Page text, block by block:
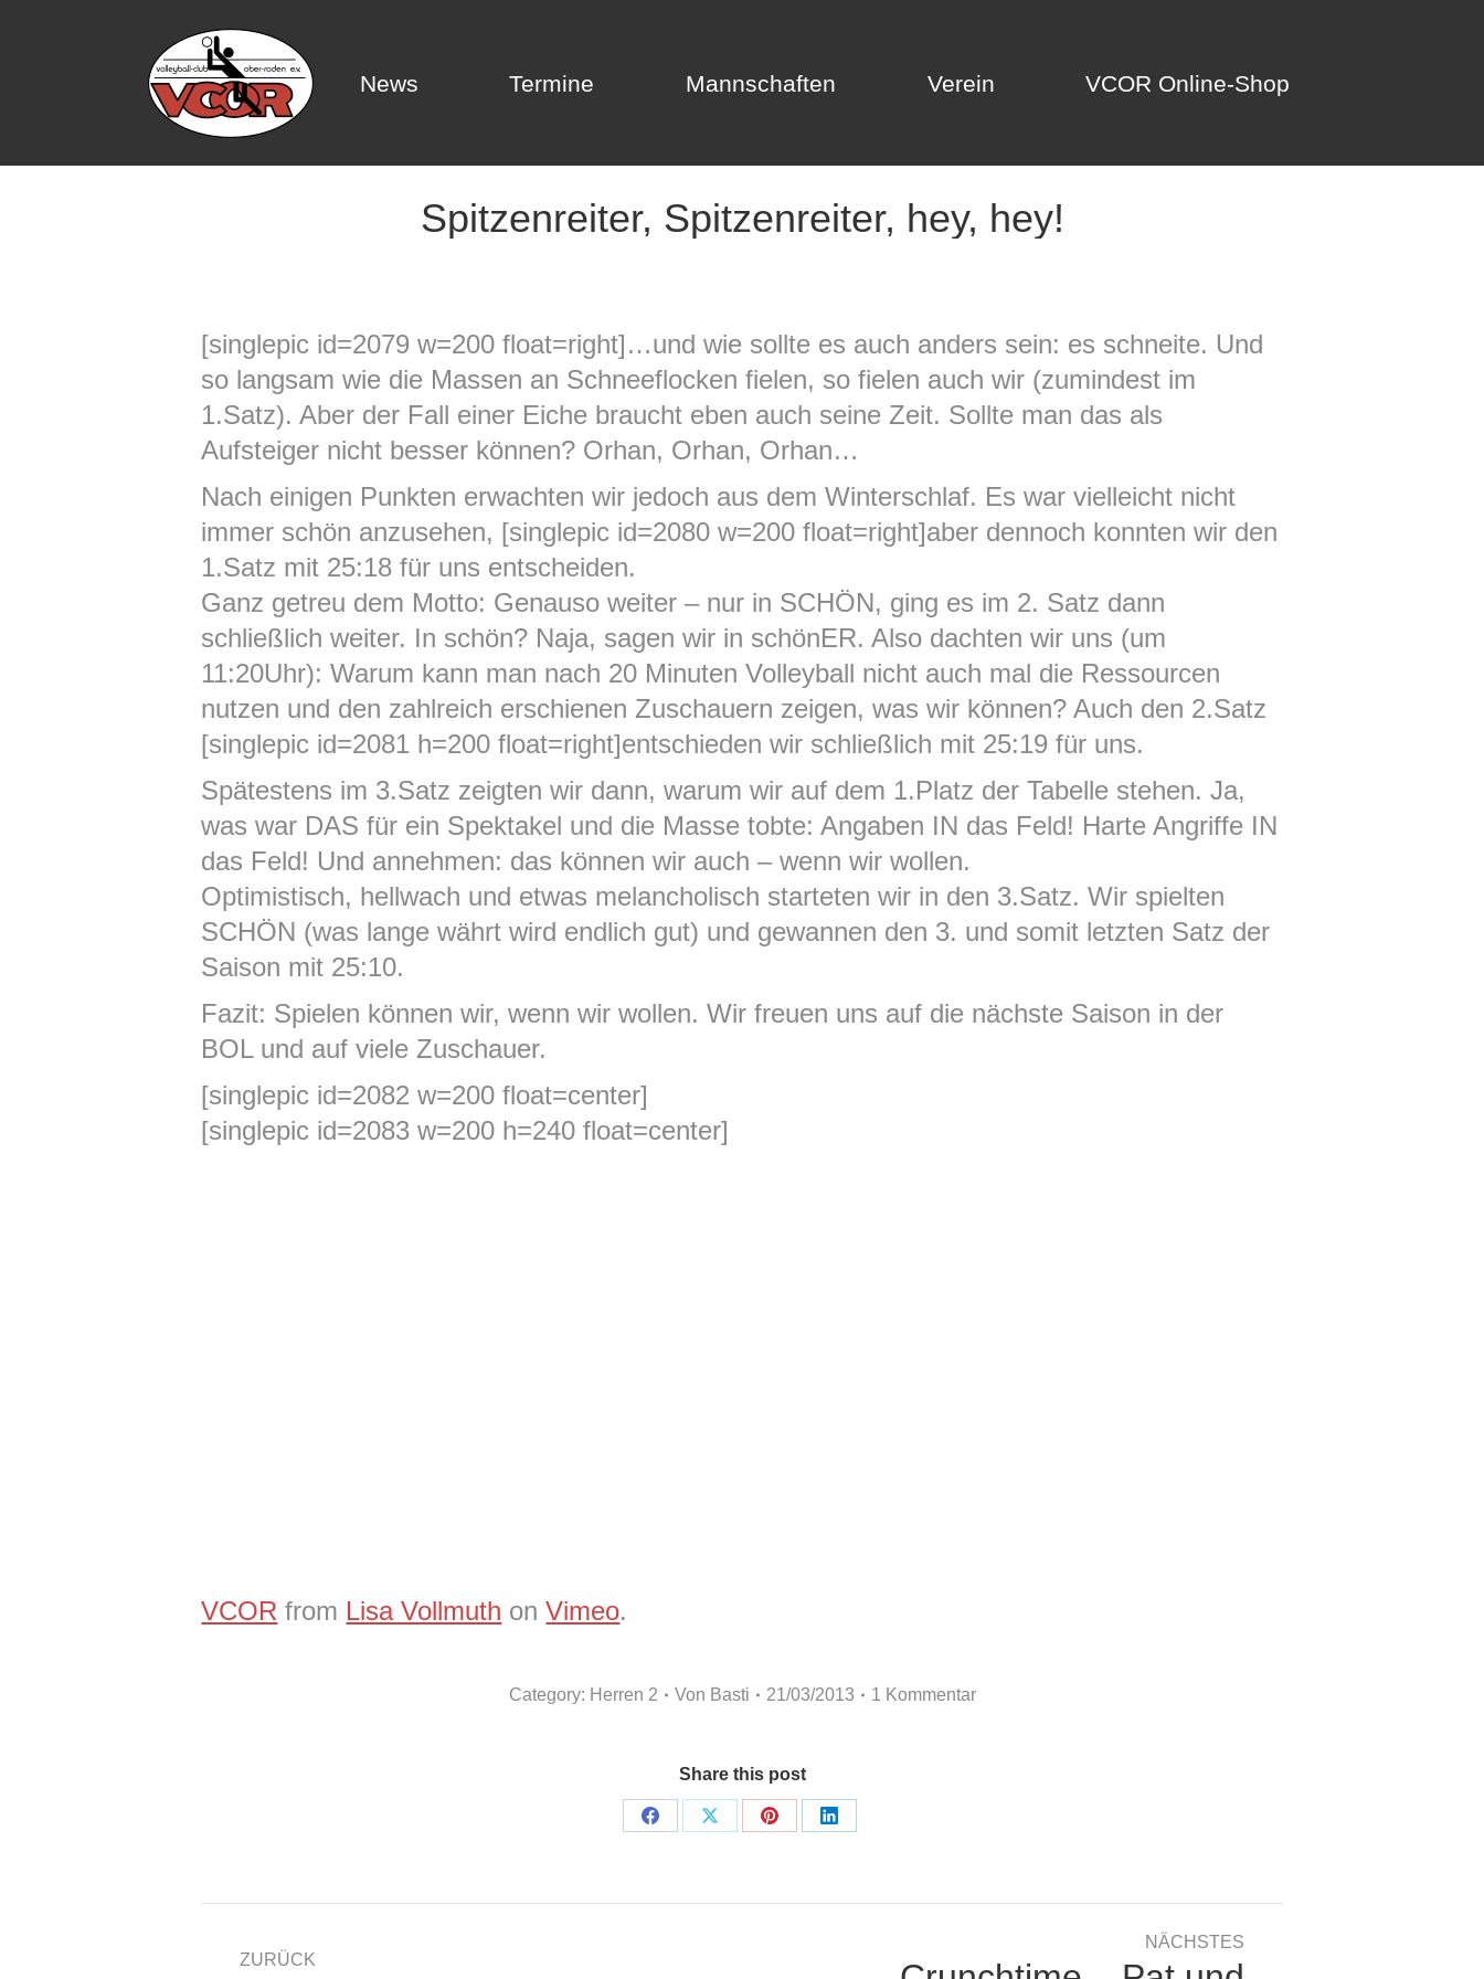
News Termine Mannschaften Verein VCOR Online-Shop
Spitzenreiter, Spitzenreiter, hey, hey!
[singlepic id=2079 w=200 float=right]…und wie sollte es auch anders sein: es schneite. Und
so langsam wie die Massen an Schneeflocken fielen, so fielen auch wir (zumindest im
1.Satz). Aber der Fall einer Eiche braucht eben auch seine Zeit. Sollte man das als
Aufsteiger nicht besser können? Orhan, Orhan, Orhan…
Nach einigen Punkten erwachten wir jedoch aus dem Winterschlaf. Es war vielleicht nicht
immer schön anzusehen, [singlepic id=2080 w=200 float=right]aber dennoch konnten wir den
1.Satz mit 25:18 für uns entscheiden.
Ganz getreu dem Motto: Genauso weiter – nur in SCHÖN, ging es im 2. Satz dann
schließlich weiter. In schön? Naja, sagen wir in schönER. Also dachten wir uns (um
11:20Uhr): Warum kann man nach 20 Minuten Volleyball nicht auch mal die Ressourcen
nutzen und den zahlreich erschienen Zuschauern zeigen, was wir können? Auch den 2.Satz
[singlepic id=2081 h=200 float=right]entschieden wir schließlich mit 25:19 für uns.
Spätestens im 3.Satz zeigten wir dann, warum wir auf dem 1.Platz der Tabelle stehen. Ja,
was war DAS für ein Spektakel und die Masse tobte: Angaben IN das Feld! Harte Angriffe IN
das Feld! Und annehmen: das können wir auch – wenn wir wollen.
Optimistisch, hellwach und etwas melancholisch starteten wir in den 3.Satz. Wir spielten
SCHÖN (was lange währt wird endlich gut) und gewannen den 3. und somit letzten Satz der
Saison mit 25:10.
Fazit: Spielen können wir, wenn wir wollen. Wir freuen uns auf die nächste Saison in der
BOL und auf viele Zuschauer.
[singlepic id=2082 w=200 float=center]
[singlepic id=2083 w=200 h=240 float=center]
VCOR from Lisa Vollmuth onVimeo.
Category: Herren 2 Von Basti 21/03/2013 1 Kommentar
Share this post
Share
Share
Share
Share
ZURÜCK
NÄCHSTES